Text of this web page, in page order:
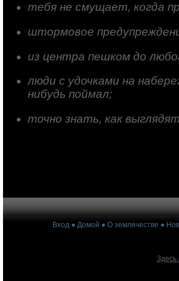
тебя не смущает, когда
штормовое
из центра пешком до
люди с удочками на
нибудь поймал;
точно знать, как
Вход● Домой ● О землячестве ●
Здесь